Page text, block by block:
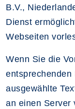
B.V.,
Dienst
Webseiten
Wenn Sie die
ausgewählte
an einen Server